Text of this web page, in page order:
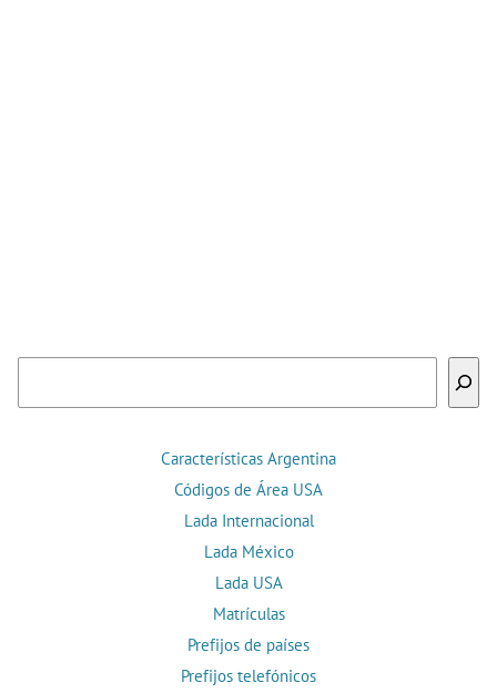
Características Argentina
Códigos de Área USA
Lada Internacional
Lada México
Lada USA
Matrículas
Prefijos de países
Prefijos telefónicos